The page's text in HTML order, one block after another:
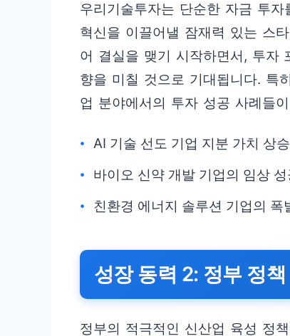
우리기술투자는 단순한 자금 투
혁신을 이끌어낼 잠재력 있는 스
어 결실을 맺기 시작하면서, 투자
향을 미칠 것으로 기대됩니다. 특
업 분야에서의 투자 성공 사례들
AI 기술 선도 기업 지분 가치 상승
바이오 신약 개발 기업의 임상
친환경 에너지 솔루션 기업의 폭
성장 동력 2: 정부 정
정부의 적극적인 신산업 육성 정